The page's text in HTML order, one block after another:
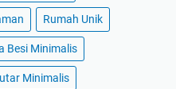
Rumah Unik
Besi Minimalis
Minimalis